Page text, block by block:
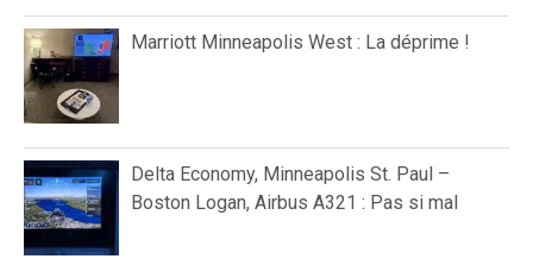
Marriott Minneapolis West : La déprime !
Delta Economy, Minneapolis St. Paul –
Boston Logan, Airbus A321 : Pas si mal